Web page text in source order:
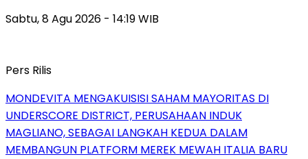
Sabtu, 8 Agu 2026 - 14:19 WIB
Pers Rilis
MONDEVITA MENGAKUISISI SAHAM MAYORITAS DI
UNDERSCORE DISTRICT, PERUSAHAAN INDUK
MAGLIANO, SEBAGAI LANGKAH KEDUA DALAM
MEMBANGUN PLATFORM MEREK MEWAH ITALIA BARU